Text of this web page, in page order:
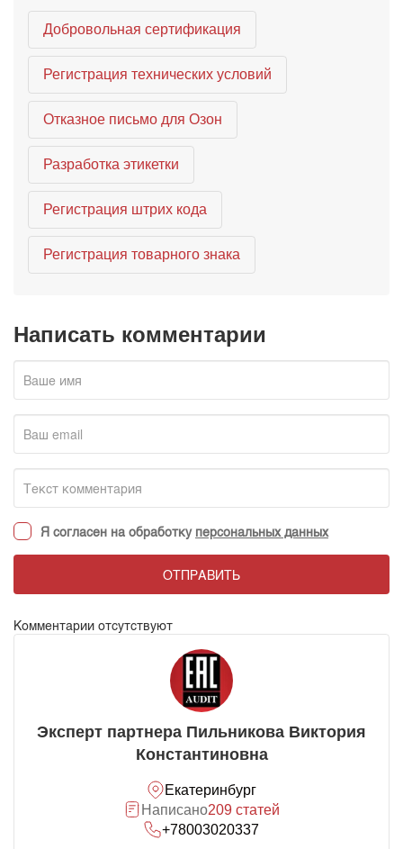
Добровольная сертификация
Регистрация технических условий
Отказное письмо для Озон
Разработка этикетки
Регистрация штрих кода
Регистрация товарного знака
Написать комментарии
Я согласен на обработку персональных данных
ОТПРАВИТЬ
Комментарии отсутствуют
Эксперт партнера Пильникова Виктория
Константиновна
Екатеринбург
Написано209 статей
+78003020337